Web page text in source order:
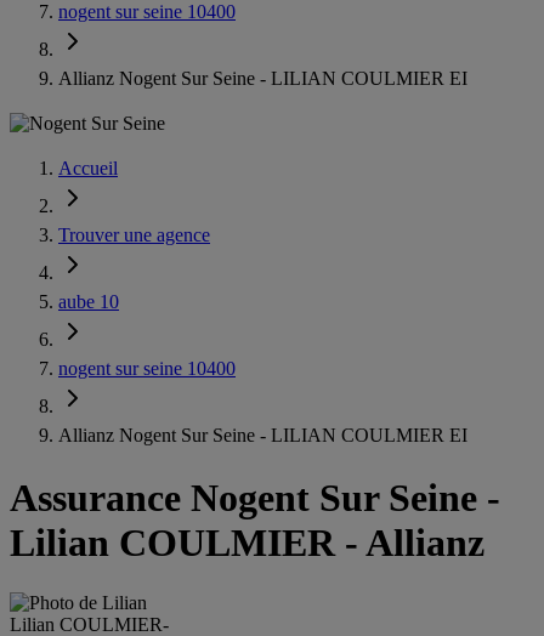
nogent sur seine 10400
Allianz Nogent Sur Seine - LILIAN COULMIER EI
Accueil
Trouver une agence
aube 10
nogent sur seine 10400
Allianz Nogent Sur Seine - LILIAN COULMIER EI
Assurance Nogent Sur Seine -
Lilian COULMIER - Allianz
Lilian COULMIER-